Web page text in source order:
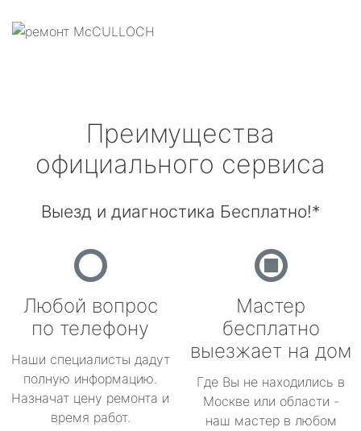
Преимущества
официального сервиса
Выезд и диагностика Бесплатно!*
Любой вопрос
по телефону
Наши специалисты дадут
полную информацию.
Назначат цену ремонта и
время работ.
Мастер
бесплатно
выезжает на дом
Где Вы не находились в
Москве или области -
наш мастер в любом